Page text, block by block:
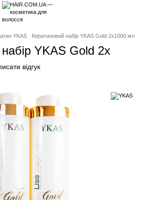
YKAS Кератиновий набір YKAS Gold 2x1000 мл
YKAS Gold 2x
відгук